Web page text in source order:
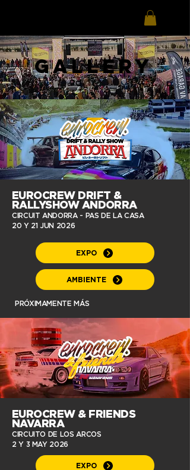
GALLERY
EUROCREW DRIFT &
RALLYSHOW ANDORRA
CIRCUIT ANDORRA - PAS DE LA CASA
20 Y 21 JUN 2026
EXPO
AMBIENTE
PRÓXIMAMENTE MÁS
EUROCREW & FRIENDS
NAVARRA
CIRCUITO DE LOS ARCOS
2 Y 3 MAY 2026
EXPO